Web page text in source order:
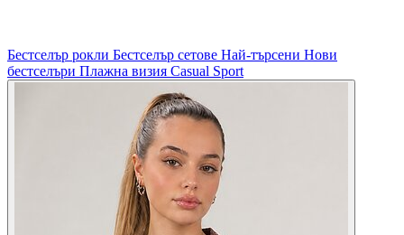
Бестселър рокли Бестселър сетове Най-търсени Нови
бестселъри Плажна визия Casual Sport